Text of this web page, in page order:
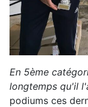
En 5ème
longtemps qu'il
podiums ces